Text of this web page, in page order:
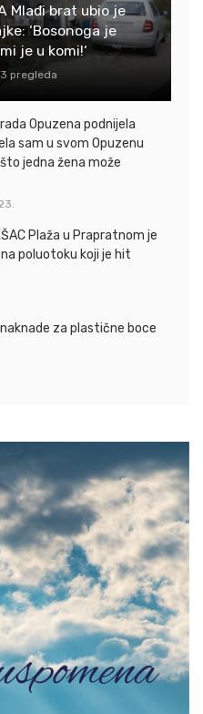
Mlađi brat ubio je
‘Bosonoga je
je u komi!‘
pregleda
Opuzena podnijela
sam u svom Opuzenu
jedna žena može
Plaža u Prapratnom je
poluotoku koji je hit
za plastične boce